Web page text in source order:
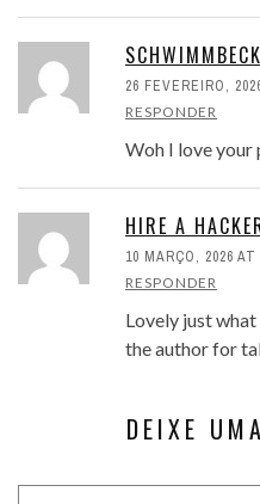
26 FEVEREIRO,
RESPONDER
Woh I love your
HIRE A
10 MARÇO, 2026 AT
RESPONDER
Lovely just
the author for
DEIXE